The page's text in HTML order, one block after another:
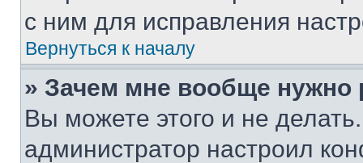
с ним для исправления
Вернуться к началу
» Зачем мне вообще нужно
Вы можете этого и не
администратор настроил